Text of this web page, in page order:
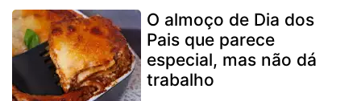
O almoço de Dia dos
Pais que parece
especial, mas não dá
trabalho